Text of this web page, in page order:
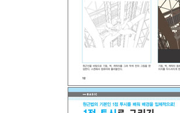
실제 사진을 그림으로 옮겨보
원근법을 사용해 다양한 시
그림자 넣는 방법을 배워보자